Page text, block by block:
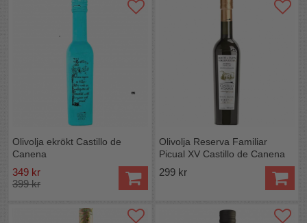
Olivolja ekrökt Castillo de
Canena
349 kr
399 kr
Olivolja Reserva Familiar
Picual XV Castillo de Canena
299 kr